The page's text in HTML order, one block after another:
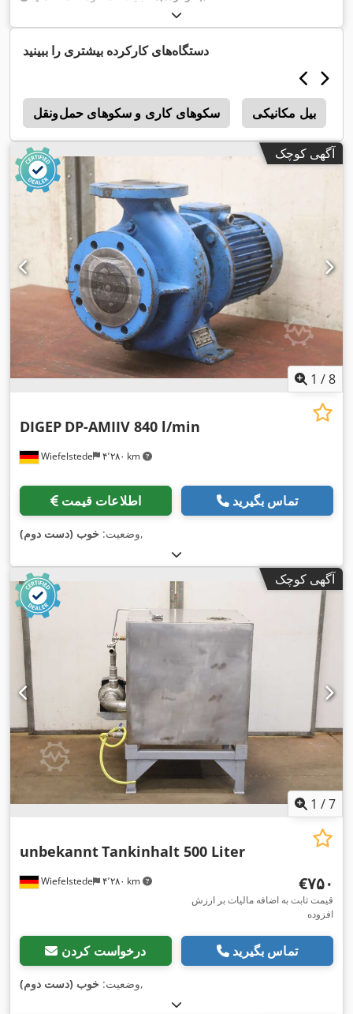
دستگاه‌های کارکرده بیشتری را ببینید
سکوهای کاری و سکوهای حمل‌ونقل بیل مکانیکی
آگهی کوچک
1 /8
Wiefelstede ۴٬۲۸۰ km
DIGEP DP-AMIIV 840 l/min
اطلاعات قیمت تماس بگیرید
وضعیت: خوب (دست دوم) ,
آگهی کوچک
1 /7
Wiefelstede ۴٬۲۸۰ km
unbekanntTankinhalt 500 Liter
‎€۷۵۰
قیمت ثابت به اضافه مالیات بر ارزش
افزوده
درخواست کردن تماس بگیرید
وضعیت: خوب (دست دوم) ,